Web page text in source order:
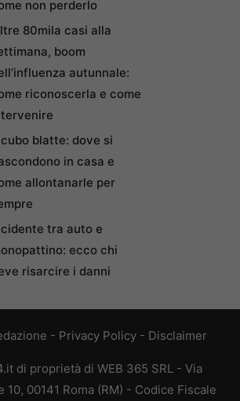
non perderlo
80mila casi alla
boom
autunnale:
riconoscerla e come
blatte: dove si
in casa e
allontanarle per
tra auto e
ecco chi
risarcire i danni
- Privacy Policy - Disclaimer
di proprietà di WEB 365 SRL - Via
10, 00141 Roma (RM) - Codice Fiscale